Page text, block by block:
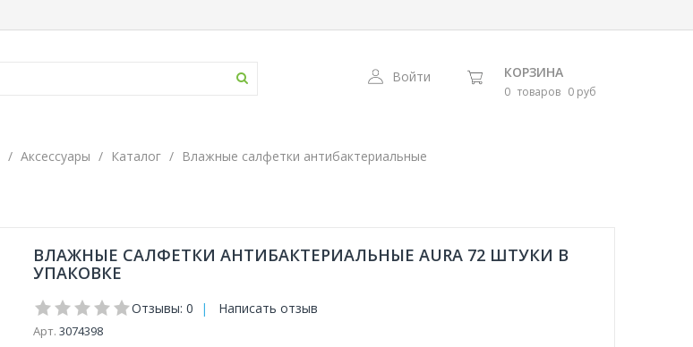
Войти КОРЗИНА
0 товаров 0 руб
Аксессуары Каталог Влажные салфетки антибактериальные
ВЛАЖНЫЕ САЛФЕТКИ АНТИБАКТЕРИАЛЬНЫЕ AURA 72 ШТУКИ В
УПАКОВКЕ
Отзывы: 0 | Написать отзыв
Арт. 3074398